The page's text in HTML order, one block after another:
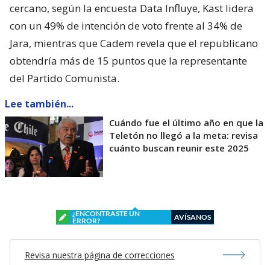
cercano, según la encuesta Data Influye, Kast lidera
con un 49% de intención de voto frente al 34% de
Jara, mientras que Cadem revela que el republicano
obtendría más de 15 puntos que la representante
del Partido Comunista.
Lee también...
Cuándo fue el último año en que la
Teletón no llegó a la meta: revisa
cuánto buscan reunir este 2025
¿ENCONTRASTE UN
ERROR?
AVÍSANOS
Revisa nuestra página de correcciones